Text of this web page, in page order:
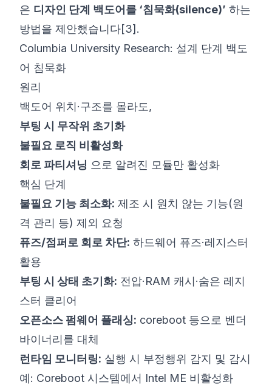
은 디자인 단계 백도어를 ‘침묵화(silence)’ 하는
방법을 제안했습니다[3] .
Columbia University Research: 설계 단계 백도
어 침묵화
원리
백도어 위치·구조를 몰라도,
부팅 시 무작위 초기화
불필요 로직 비활성화
회로 파티셔닝 으로 알려진 모듈만 활성화
핵심 단계
불필요 기능 최소화: 제조 시 원치 않는 기능(원
격 관리 등) 제외 요청
퓨즈/점퍼로 회로 차단: 하드웨어 퓨즈·레지스터
활용
부팅 시 상태 초기화: 전압·RAM 캐시·숨은 레지
스터 클리어
오픈소스 펌웨어 플래싱: coreboot 등으로 벤더
바이너리를 대체
런타임 모니터링: 실행 시 부정행위 감지 및 감시
예: Coreboot 시스템에서 Intel ME 비활성화